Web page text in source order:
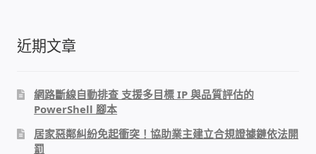
光纖網路
TP-Link TAIWAN(普聯技術)
PHP程式設計
近期文章
網路斷線自動排查 支援多目標 IP 與品質評估的
PowerShell 腳本
居家惡鄰糾紛免起衝突！協助業主建立合規證據鏈依法開
罰